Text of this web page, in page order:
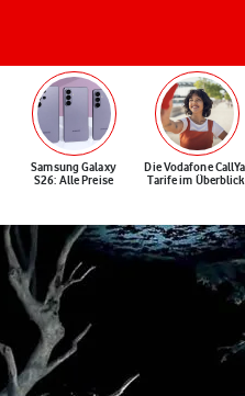
Samsung Galaxy
S26: Alle Preise
Die Vodafone
Tarife im Überblick